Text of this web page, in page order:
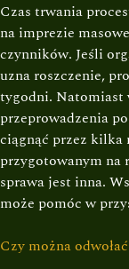
Czas trwania
na imprezie
czynników. Jeśli
uzna roszczenie,
tygodni. Natomiast
przeprowadzenia
ciągnąć przez kilka
przygotowanym na
sprawa jest inna.
może pomóc w
Czy można